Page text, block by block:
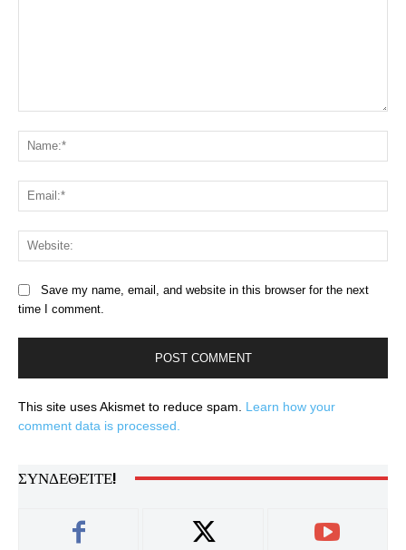
Save my name, email, and website in this browser for the next
time I comment.
This site uses Akismet to reduce spam. Learn how your
comment data is processed.
ΣΥΝΔΕΘΕΊΤΕ!